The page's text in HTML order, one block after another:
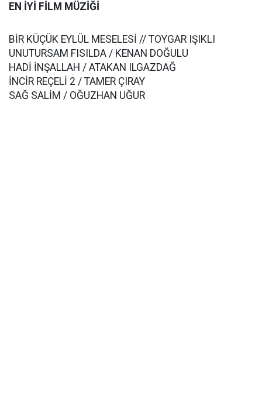
EN İYİ FİLM MÜZİĞİ
BİR KÜÇÜK EYLÜL MESELESİ // TOYGAR IŞIKLI
UNUTURSAM FISILDA / KENAN DOĞULU
HADİ İNŞALLAH / ATAKAN ILGAZDAĞ
İNCİR REÇELİ 2 / TAMER ÇIRAY
SAĞ SALİM / OĞUZHAN UĞUR